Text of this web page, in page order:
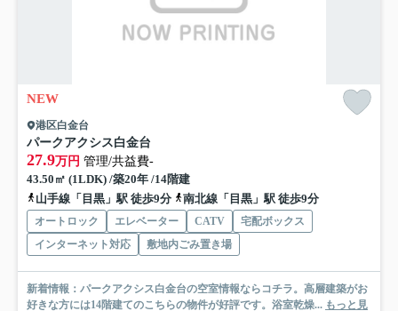
NEW
港区白金台
パークアクシス白金台
27.9万円 管理/共益費-
43.50㎡ (1LDK) /築20年 /14階建
山手線「目黒」駅 徒歩9分
南北線「目黒」駅 徒歩9分
オートロック エレベーター CATV
宅配ボックス
インターネット対応
敷地内ごみ置き場
新着情報：パークアクシス白金台の空室情報ならコチラ。高層建築がお
好きな方には14階建てのこちらの物件が好評です。浴室乾燥... もっと見